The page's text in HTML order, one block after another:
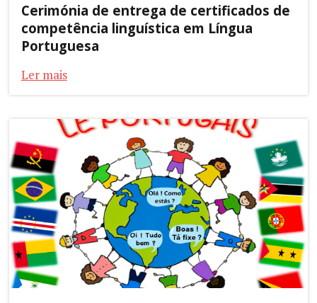
Cerimónia de entrega de certificados de
competência linguística em Língua
Portuguesa
Ler mais